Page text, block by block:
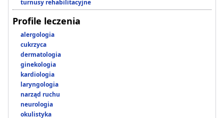
turnusy rehabilitacyjne
Profile leczenia
alergologia
cukrzyca
dermatologia
ginekologia
kardiologia
laryngologia
narząd ruchu
neurologia
okulistyka